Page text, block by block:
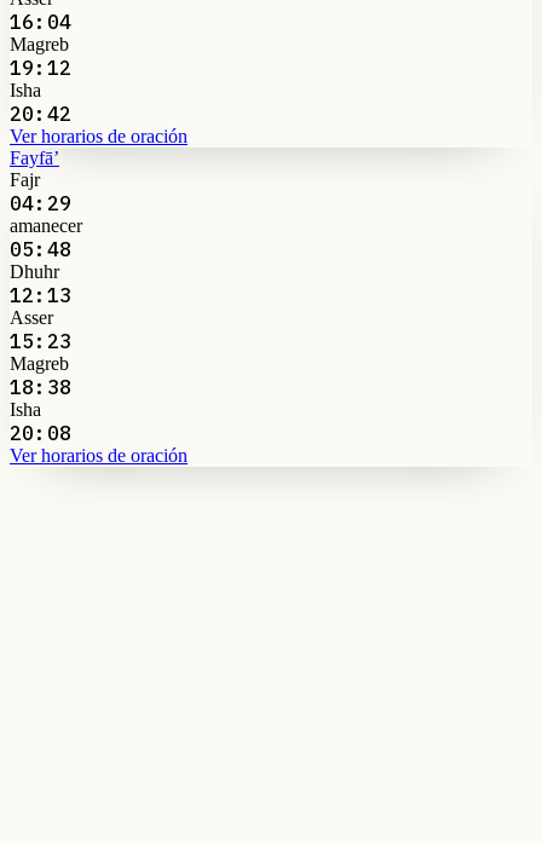
16:04
Magreb
19:12
Isha
20:42
Ver horarios de oración
Fayfā’
Fajr
04:29
amanecer
05:48
Dhuhr
12:13
Asser
15:23
Magreb
18:38
Isha
20:08
Ver horarios de oración